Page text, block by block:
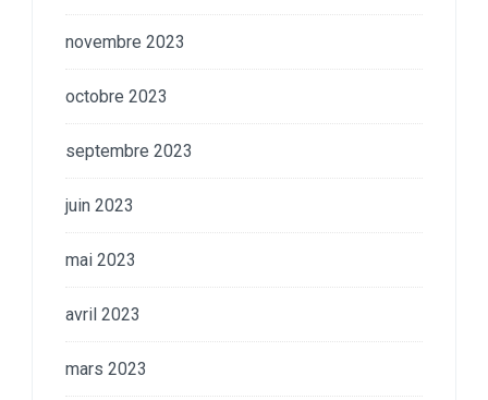
novembre 2023
octobre 2023
septembre 2023
juin 2023
mai 2023
avril 2023
mars 2023